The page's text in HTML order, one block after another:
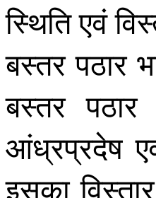
स्थिति एवं
बस्तर पठार
बस्तर पठार
आंध्रप्रदेष
इसका विस्तार